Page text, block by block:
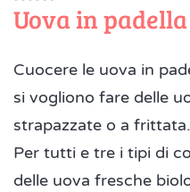
Uova in padella
Cuocere le uova in
si vogliono fare delle
strapazzate o a frittata.
Per tutti e tre i tipi di
delle uova fresche